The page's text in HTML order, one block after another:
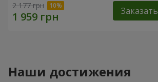
2 177 грн Заказать
Наши достижения